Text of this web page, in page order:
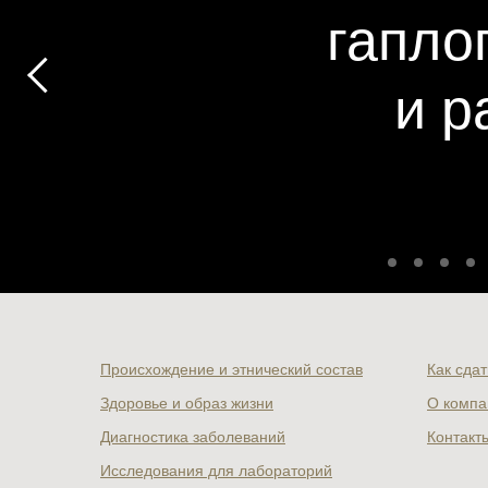
и
Происхождение и этнический состав
Здоровье и образ жизни
Диагностика заболеваний
Исследования для лабораторий
Как
О